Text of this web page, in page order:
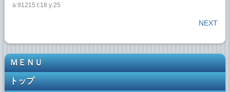
a:91215 t:18 y:25
NEXT
ＭＥＮＵ
トップ